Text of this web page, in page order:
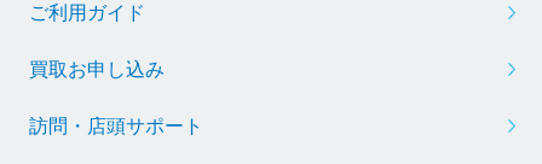
ご利用ガイド
買取お申し込み
訪問・店頭サポート